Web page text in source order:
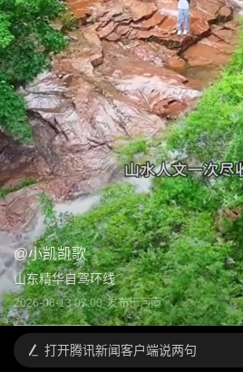
@小凯凯歌
山东精华自驾环线
2026-06-13 07:00 发布于河南
打开腾讯新闻客户端说两句